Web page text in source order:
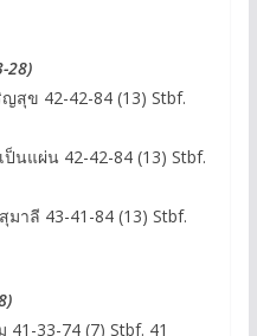
28)
สุข 42-42-84 (13) Stbf.
นแผ่น 42-42-84 (13) Stbf.
าลี 43-41-84 (13) Stbf.
33-74 (7) Stbf. 41